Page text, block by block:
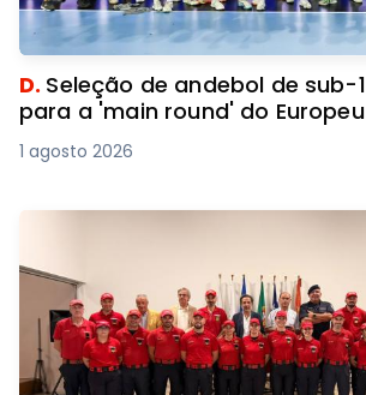
D. Seleção de andebol de sub-
para a 'main round' do Europeu
1 agosto 2026